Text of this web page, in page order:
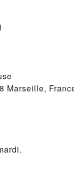
Marseille,